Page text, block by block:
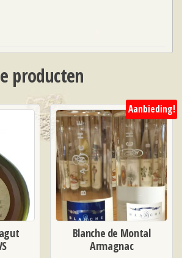
producten
Aanbieding!
Blanche de Montal
Armagnac